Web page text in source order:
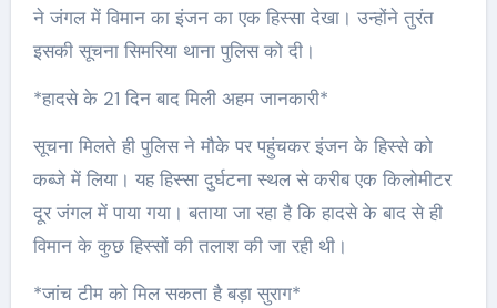
ने जंगल में विमान का इंजन का एक हिस्सा देखा। उन्होंने तुरंत
इसकी सूचना सिमरिया थाना पुलिस को दी।
*हादसे के 21 दिन बाद मिली अहम जानकारी*
सूचना मिलते ही पुलिस ने मौके पर पहुंचकर इंजन के हिस्से को
कब्जे में लिया। यह हिस्सा दुर्घटना स्थल से करीब एक किलोमीटर
दूर जंगल में पाया गया। बताया जा रहा है कि हादसे के बाद से ही
विमान के कुछ हिस्सों की तलाश की जा रही थी।
*जांच टीम को मिल सकता है बड़ा सुराग*